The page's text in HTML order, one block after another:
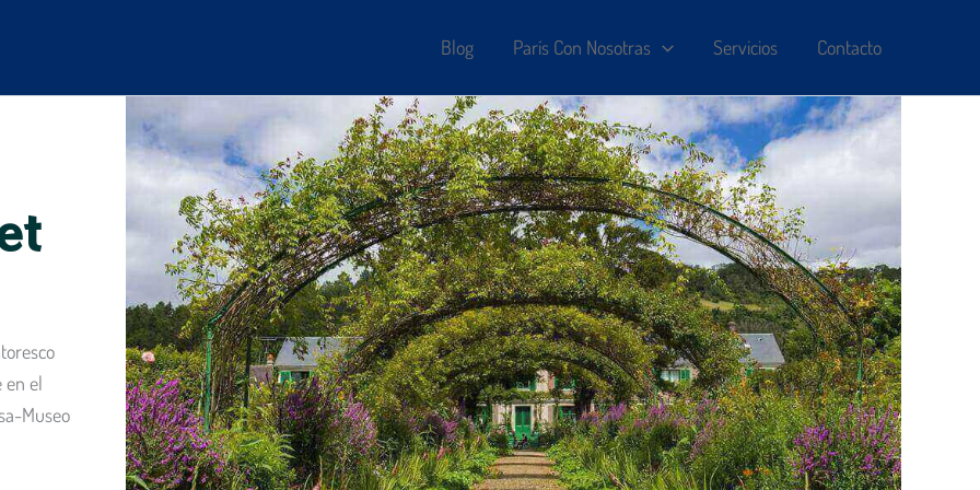
Blog París Con Nosotras Servicios Contacto
en el
Museo